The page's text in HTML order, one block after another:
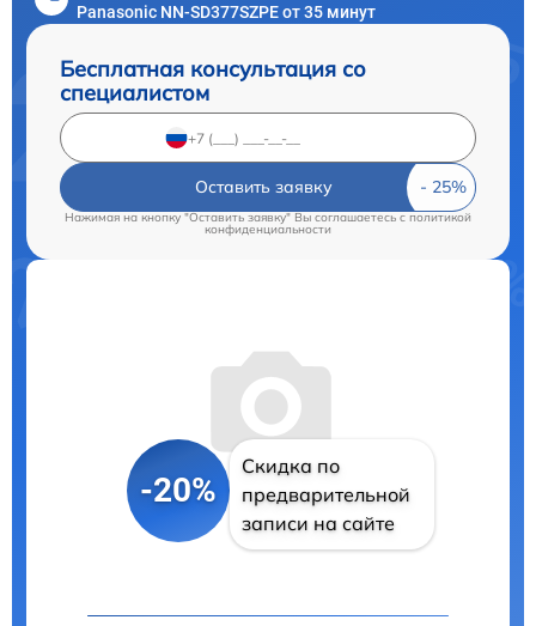
Panasonic NN-SD377SZPE от 35 минут
Бесплатная консультация со
специалистом
Оставить заявку
Нажимая на кнопку "Оставить заявку" Вы соглашаетесь cполитикой
конфиденциальности
-20%
Скидка по
предварительной
записи на сайте